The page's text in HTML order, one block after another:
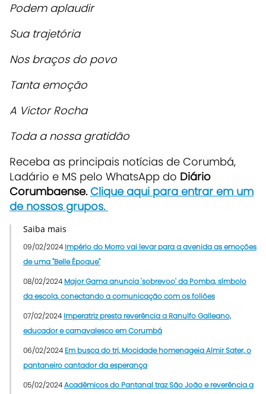
Podem aplaudir
Sua trajetória
Nos braços do povo
Tanta emoção
A Victor Rocha
Toda a nossa gratidão
Receba as principais notícias de Corumbá,
Ladário e MS pelo WhatsApp do Diário
Corumbaense.Clique aqui para entrar em um
de nossos grupos.
Saiba mais
09/02/2024 Império do Morro vai levar para a avenida as emoções
de uma "Belle Époque"
08/02/2024 Major Gama anuncia 'sobrevoo' da Pomba, símbolo
da escola, conectando a comunicação com os foliões
07/02/2024 Imperatriz presta reverência a Ranulfo Galleano,
educador e carnavalesco em Corumbá
06/02/2024 Em busca do tri, Mocidade homenageia Almir Sater, o
pantaneiro cantador da esperança
05/02/2024Acadêmicos do Pantanal traz São João e reverência a